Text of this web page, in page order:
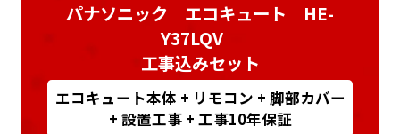
パナソニック エコキュート HE-
Y37LQV
工事込みセット
エコキュート本体 + リモコン + 脚部カバー
+ 設置工事 + 工事10年保証